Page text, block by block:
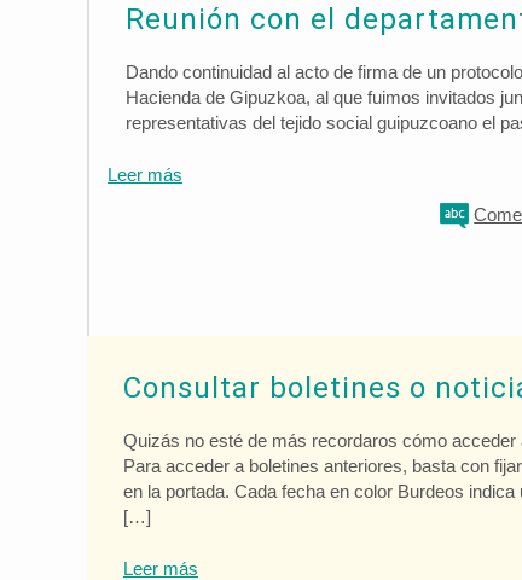
Reunión con el
Dando continuidad al acto de firma de un
Hacienda de Gipuzkoa, al que fuimos invitados
representativas del tejido social guipuzcoano el
Leer más
Consultar boletines o
Quizás no esté de más recordaros cómo acceder
Para acceder a boletines anteriores, basta con
en la portada. Cada fecha en color Burdeos indica
[…]
Leer más